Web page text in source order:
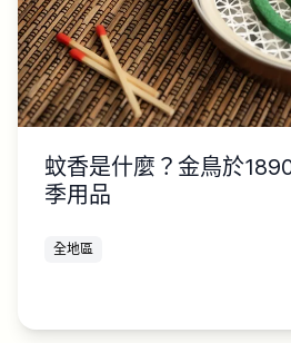
蚊香是什麼？金鳥於
季用品
全地區